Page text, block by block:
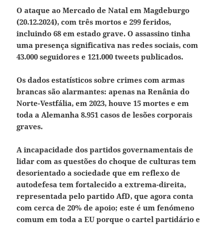
O ataque ao Mercado de Natal em Magdeburgo
(20.12.2024), com três mortos e 299 feridos,
incluindo 68 em estado grave. O assassino tinha
uma presença significativa nas redes sociais, com
43.000 seguidores e 121.000 tweets publicados.
Os dados estatísticos sobre crimes com armas
brancas são alarmantes: apenas na Renânia do
Norte-Vestfália, em 2023, houve 15 mortes e em
toda a Alemanha 8.951 casos de lesões corporais
graves.
A incapacidade dos partidos governamentais de
lidar com as questões do choque de culturas tem
desorientado a sociedade que em reflexo de
autodefesa tem fortalecido a extrema-direita,
representada pelo partido AfD, que agora conta
com cerca de 20% de apoio; este é um fenómeno
comum em toda a EU porque o cartel partidário e